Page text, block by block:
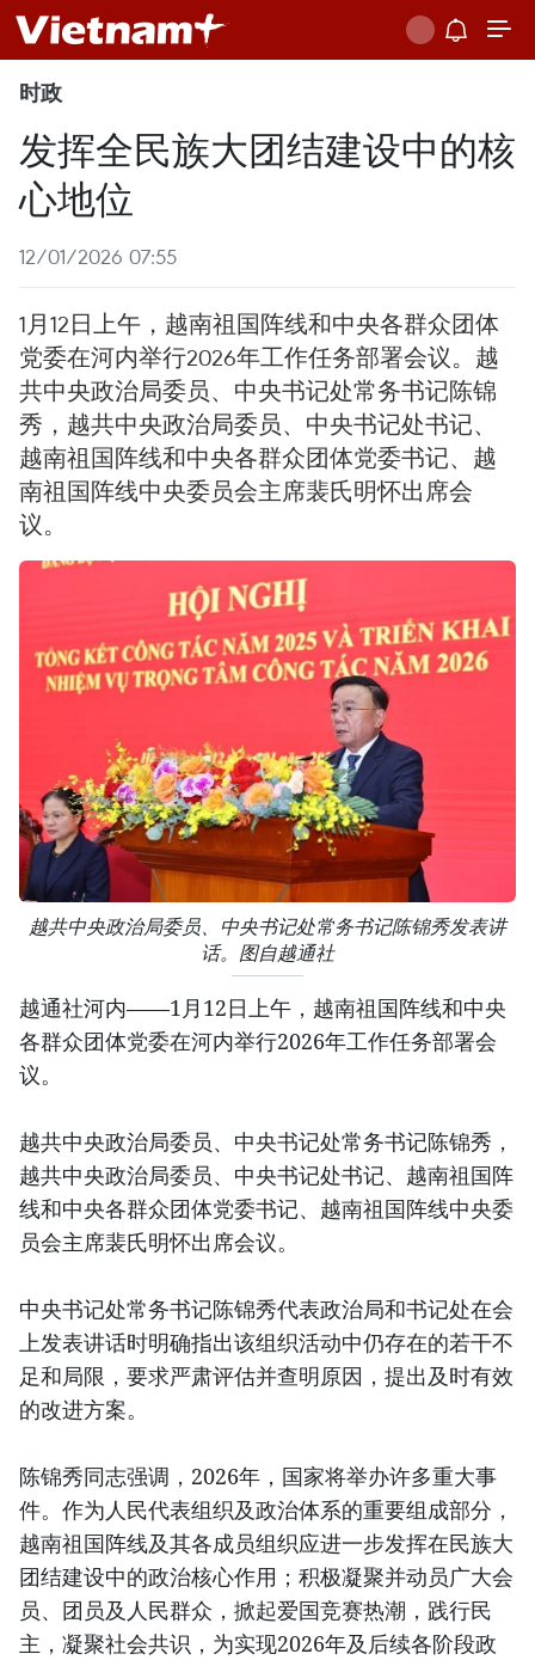
时政
发挥全民族大团结建设中的核
心地位
12/01/2026 07:55
1月12日上午，越南祖国阵线和中央各群众团体
党委在河内举行2026年工作任务部署会议。越
共中央政治局委员、中央书记处常务书记陈锦
秀，越共中央政治局委员、中央书记处书记、
越南祖国阵线和中央各群众团体党委书记、越
南祖国阵线中央委员会主席裴氏明怀出席会
议。
越共中央政治局委员、中央书记处常务书记陈锦秀发表讲
话。图自越通社
越通社河内——1月12日上午，越南祖国阵线和中央
各群众团体党委在河内举行2026年工作任务部署会
议。
越共中央政治局委员、中央书记处常务书记陈锦秀，
越共中央政治局委员、中央书记处书记、越南祖国阵
线和中央各群众团体党委书记、越南祖国阵线中央委
员会主席裴氏明怀出席会议。
中央书记处常务书记陈锦秀代表政治局和书记处在会
上发表讲话时明确指出该组织活动中仍存在的若干不
足和局限，要求严肃评估并查明原因，提出及时有效
的改进方案。
陈锦秀同志强调，2026年，国家将举办许多重大事
件。作为人民代表组织及政治体系的重要组成部分，
越南祖国阵线及其各成员组织应进一步发挥在民族大
团结建设中的政治核心作用；积极凝聚并动员广大会
员、团员及人民群众，掀起爱国竞赛热潮，践行民
主，凝聚社会共识，为实现2026年及后续各阶段政